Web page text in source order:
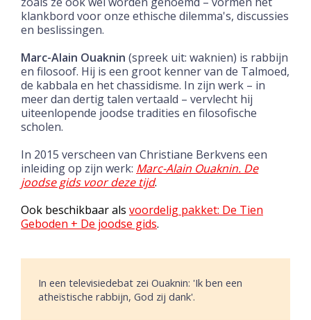
klankbord voor onze ethische dilemma's, discussies
en beslissingen.
Marc-Alain Ouaknin (spreek uit: waknien) is rabbijn
en filosoof. Hij is een groot kenner van de Talmoed,
de kabbala en het chassidisme. In zijn werk – in
meer dan dertig talen vertaald – vervlecht hij
uiteenlopende joodse tradities en filosofische
scholen.
In 2015 verscheen van Christiane Berkvens een
inleiding op zijn werk: Marc-Alain Ouaknin. De
joodse gids voor deze tijd.
Ook beschikbaar als voordelig pakket: De Tien
Geboden + De joodse gids.
In een televisiedebat zei Ouaknin: 'Ik ben een
atheïstische rabbijn, God zij dank'.